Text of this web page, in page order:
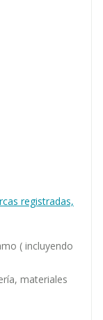
registradas,
( incluyendo
materiales